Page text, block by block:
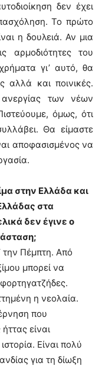
δεν έχει
Το πρώτο
η δουλειά. Αν μια
αρμοδιότητες του
γι’ αυτό, θα
αλλά και ποινικές.
ανεργίας των νέων
όμως, ότι
Θα είμαστε
αποφασισμένος να
στην Ελλάδα και
στα
δεν έγινε ο
Πέμπτη. Από
μπορεί να
η νεολαία.
που
είναι
Είναι πολύ
για τη δίωξη